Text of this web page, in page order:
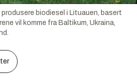
biodiesel i Lituauen, basert
vil komme fra Baltikum, Ukraina,